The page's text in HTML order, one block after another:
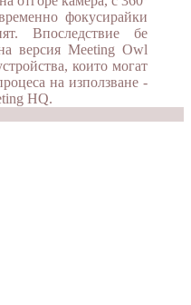
фокусирайки
Впоследствие бе
версия Meeting Owl
които могат
на използване -
HQ.